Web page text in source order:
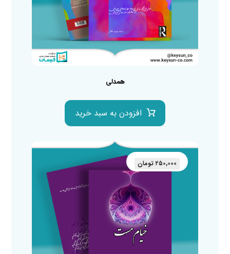
همدلی
افزودن به سبد خرید
۲۵۰,۰۰۰ تومان